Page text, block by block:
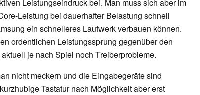
Leistungseindruck bei. Man muss sich aber im
Leistung bei dauerhafter Belastung schnell
ein schnelleres Laufwerk verbauen können.
ordentlichen Leistungssprung gegenüber den
je nach Spiel noch Treiberprobleme.
nicht meckern und die Eingabegeräte sind
Tastatur nach Möglichkeit aber erst